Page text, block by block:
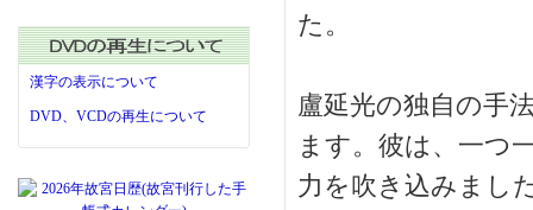
漢字の表示について
DVD、VCDの再生について
た。
盧延光の独自の手
ます。彼は、一つ
力を吹き込みまし